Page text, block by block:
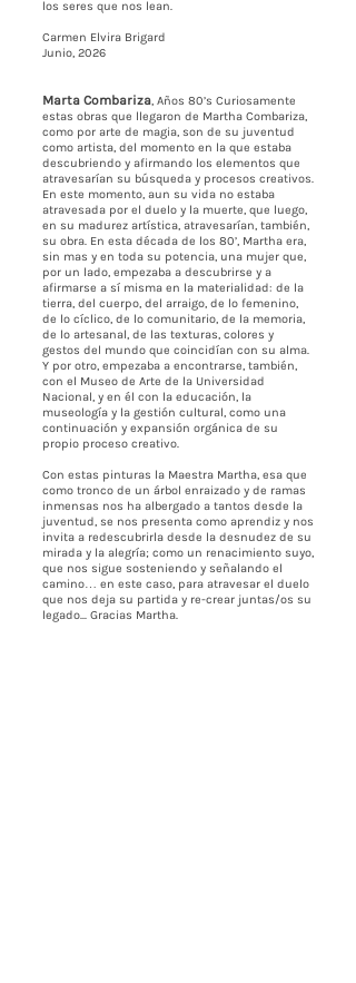
los seres que nos lean.
Carmen Elvira Brigard
Junio, 2026
Marta Combariza, Años 80’s Curiosamente
estas obras que llegaron de Martha Combariza,
como por arte de magia, son de su juventud
como artista, del momento en la que estaba
descubriendo y afirmando los elementos que
atravesarían su búsqueda y procesos creativos.
En este momento, aun su vida no estaba
atravesada por el duelo y la muerte, que luego,
en su madurez artística, atravesarían, también,
su obra. En esta década de los 80’, Martha era,
sin mas y en toda su potencia, una mujer que,
por un lado, empezaba a descubrirse y a
afirmarse a sí misma en la materialidad: de la
tierra, del cuerpo, del arraigo, de lo femenino,
de lo cíclico, de lo comunitario, de la memoria,
de lo artesanal, de las texturas, colores y
gestos del mundo que coincidían con su alma.
Y por otro, empezaba a encontrarse, también,
con el Museo de Arte de la Universidad
Nacional, y en él con la educación, la
museología y la gestión cultural, como una
continuación y expansión orgánica de su
propio proceso creativo.
Con estas pinturas la Maestra Martha, esa que
como tronco de un árbol enraizado y de ramas
inmensas nos ha albergado a tantos desde la
juventud, se nos presenta como aprendiz y nos
invita a redescubrirla desde la desnudez de su
mirada y la alegría; como un renacimiento suyo,
que nos sigue sosteniendo y señalando el
camino… en este caso, para atravesar el duelo
que nos deja su partida y re-crear juntas/os su
legado... Gracias Martha.